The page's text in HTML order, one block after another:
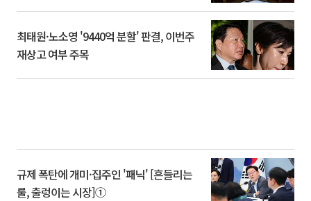
최태원·노소영 '9440억 분할' 판결, 이번주
재상고 여부 주목
규제 폭탄에 개미·집주인 '패닉' [흔들리는
룰, 출렁이는 시장]①